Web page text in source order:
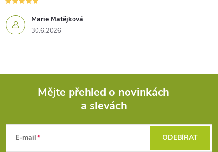
Marie Matějková
30.6.2026
Mějte přehled o novinkách
a slevách
E-mail ODEBÍRAT